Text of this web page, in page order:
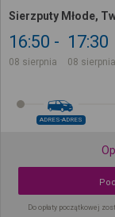
Sierzputy Młode,
16:50
08 sierpnia
17:30
08 sierpnia
ADRES-ADRES
Do opłaty początkowej